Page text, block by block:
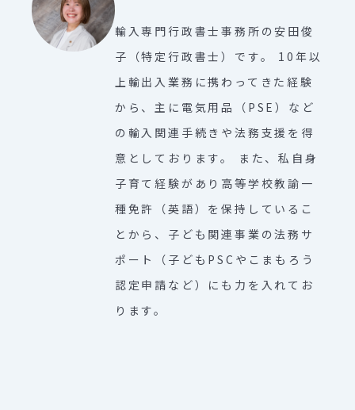
輸入専門行政書士事務所の安田俊
子（特定行政書士）です。 10年以
上輸出入業務に携わってきた経験
から、主に電気用品（PSE）など
の輸入関連手続きや法務支援を得
意としております。 また、私自身
子育て経験があり高等学校教諭一
種免許（英語）を保持しているこ
とから、子ども関連事業の法務サ
ポート（子どもPSCやこまもろう
認定申請など）にも力を入れてお
ります。